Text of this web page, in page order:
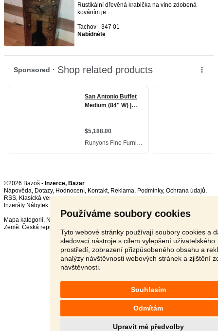
Používáme soubory cookies
Tyto webové stránky používají soubory cookies a
sledovací nástroje s cílem vylepšení uživatelského
prostředí, zobrazení přizpůsobeného obsahu a
analýzy návštěvnosti webových stránek a zjištění
návštěvnosti.
Souhlasím
Odmítám
Upravit mé předvolby
Rustikální dřevěná krabička na víno zdobená
kováním je ...
Tachov - 347 01
Nabídněte
©2026 Bazoš - Inzerce, Bazar
Nápověda, Dotazy, Hodnocení, Kontakt, Reklama, Podmínky, Ochrana údajů,
RSS,
Inzeráty Nábytek celkem:
Mapa kategorií, Nejvyhledávanější výrazy
Země: Česká republika